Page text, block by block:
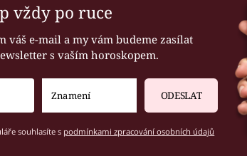
vždy po ruce
váš e-mail a my vám budeme zasílat
s vaším horoskopem.
ODESLAT
souhlasíte s podmínkami zpracování osobních údajů